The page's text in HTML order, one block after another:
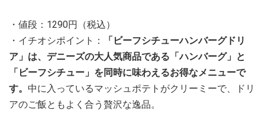
・値段：1290円（税込）
・イチオシポイント：
「ビーフシチューハンバーグドリ
ア」は、デニーズの大人気商品である「ハンバーグ」と
「ビーフシチュー」を同時に味わえるお得なメニューで
す。 中に入っているマッシュポテトがクリーミーで、ドリ
アのご飯ともよく合う贅沢な逸品。